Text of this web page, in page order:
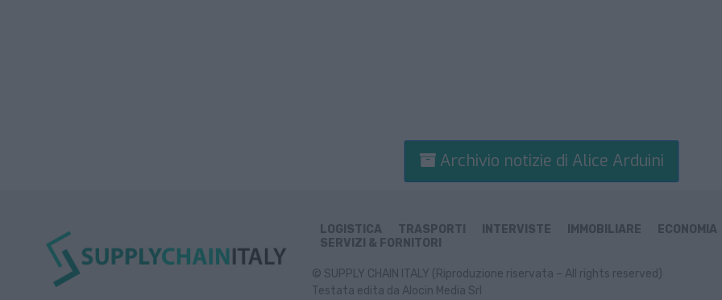
Archivio notizie di Alice Arduini
LOGISTICA TRASPORTI INTERVISTE IMMOBILIARE
ECONOMIA
SERVIZI & FORNITORI
© SUPPLY CHAIN ITALY (Riproduzione riservata – All rights reserved)
Testata edita da Alocin Media Srl